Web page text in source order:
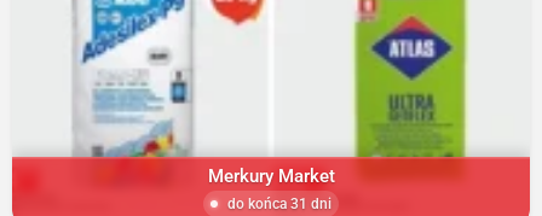
Merkury Market
do końca 31 dni